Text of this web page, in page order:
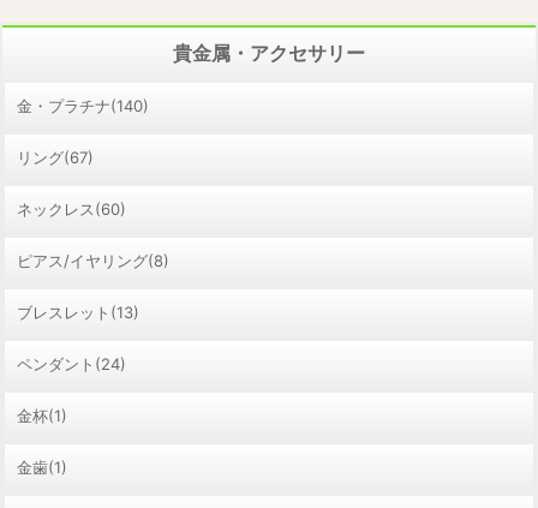
貴金属・アクセサリー
金・プラチナ(140)
リング(67)
ネックレス(60)
ピアス/イヤリング(8)
ブレスレット(13)
ペンダント(24)
金杯(1)
金歯(1)